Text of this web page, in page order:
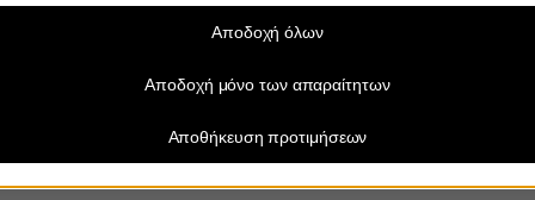
της αγοράς οχημάτων, πλην των ποδηλάτων
σκαφών, αεροπλάνων και αεροσκαφών
ορθή λειτουργία του ιστότοπου. Αυτά τα cookies και υπηρεσίες δεν απαιτούν
του χρήστη σύμφωνα με τον GDPR.
τους απαιτεί τη συγκατάθεση του χρήστη. Αυτό μπορεί να περιλαμβάνει,
σε: πύλες πληρωμής, υπηρεσίες captcha, ενσωματωμένες υπηρεσίες
Αποδοχή όλων
Αποδοχή μόνο των απαραίτητων
Αποθήκευση προτιμήσεων